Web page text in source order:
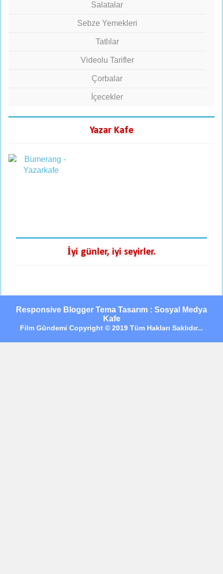
Salatalar
Sebze Yemekleri
Tatlılar
Videolu Tarifler
Çorbalar
İçecekler
Yazar Kafe
İyi günler, iyi seyirler.
Responsive Blogger Tema Tasarım : Sosyal Medya
Kafe
Film Gündemi Copyright © 2019 Tüm Hakları Saklıdır...